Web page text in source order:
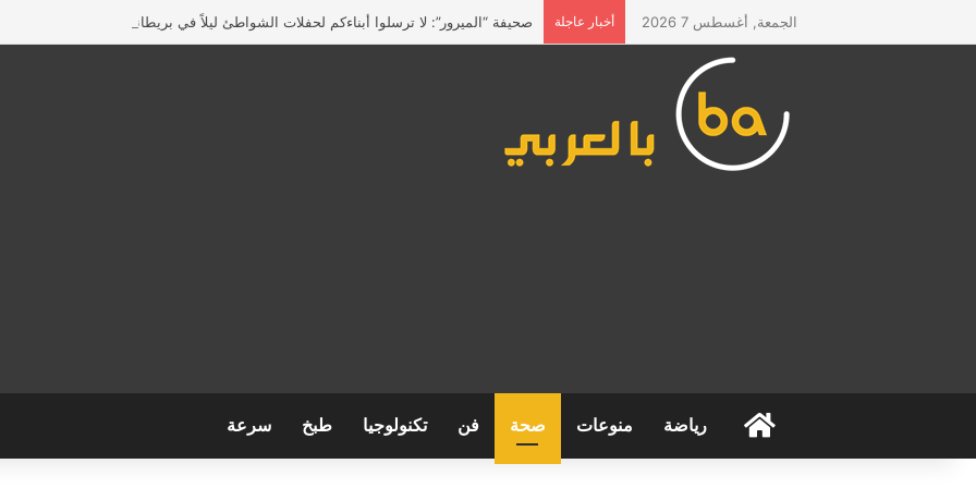
الجمعة, أغسطس 7 2026 أخبار عاجلة صحيفة “الميرور”: لا ترسلوا أبناءكم لحفلات الشواطئ ليلاً في بريطانيا
الرئيسيةرياضة منوعات صحة فن تكنولوجيا طبخ سرعة